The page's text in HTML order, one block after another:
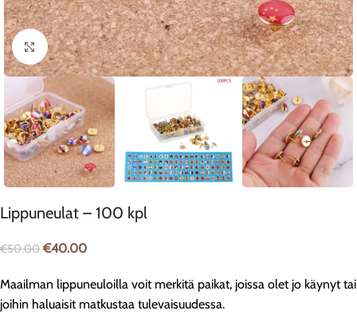
Klikkaa suurentaaksesi
Lippuneulat – 100 kpl
€50.00 €40.00
Maailman lippuneuloilla voit merkitä paikat, joissa olet jo käynyt tai
joihin haluaisit matkustaa tulevaisuudessa.